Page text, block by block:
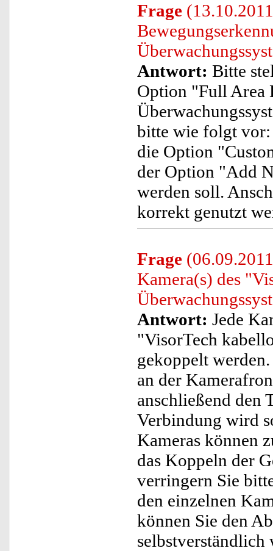
Frage
Antwort: Bitte
Option "Full Area
bitte wie folgt
die Option
der Option "Add
werden soll.
korrekt genutzt
Frage
Kamera(s) des
Antwort: Jede
"VisorTech
gekoppelt
an der
anschließend den
Verbindung wird
Kameras können
das Koppeln der
verringern Sie
den einzelnen
können Sie den
selbstverständlich